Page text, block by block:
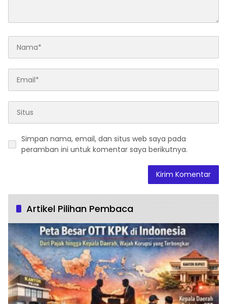
Simpan nama, email, dan situs web saya pada
peramban ini untuk komentar saya berikutnya.
Artikel Pilihan Pembaca